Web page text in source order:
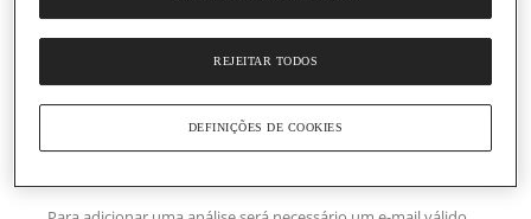
REJEITAR TODOS
DEFINIÇÕES DE COOKIES